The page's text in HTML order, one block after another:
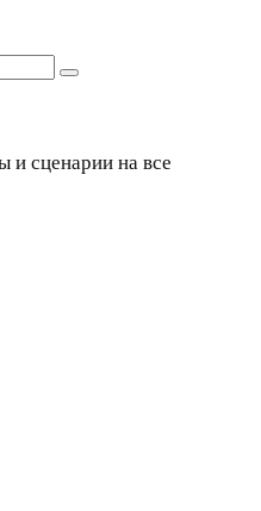
и сценарии на все